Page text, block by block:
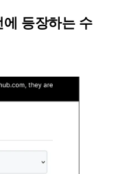
등장하는 수